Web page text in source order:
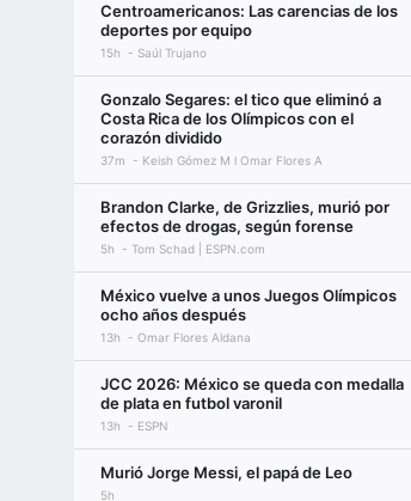
Centroamericanos: Las carencias de los
deportes por equipo
15h Saúl Trujano
Gonzalo Segares: el tico que eliminó a
Costa Rica de los Olímpicos con el
corazón dividido
37m Keish Gómez M l Omar Flores A
Brandon Clarke, de Grizzlies, murió por
efectos de drogas, según forense
5h Tom Schad | ESPN.com
México vuelve a unos Juegos Olímpicos
ocho años después
13h Omar Flores Aldana
JCC 2026: México se queda con medalla
de plata en futbol varonil
13h ESPN
Murió Jorge Messi, el papá de Leo
5h